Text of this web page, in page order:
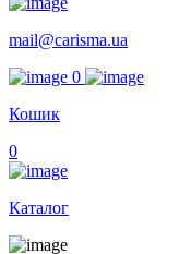
mail@carisma.ua
0
Кошик
0
Каталог